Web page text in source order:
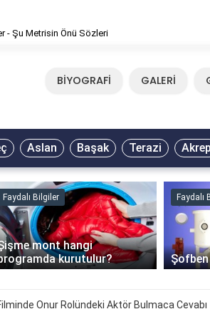
- Şu Metrisin Önü Sözleri
BİYOGRAFİ GALERİ
Aslan Başak Terazi Akrep
Faydalı Bilgiler
mont hangi
kurutulur?
Faydalı
Şofben
Onur Rolündeki Aktör Bulmaca Cevabı